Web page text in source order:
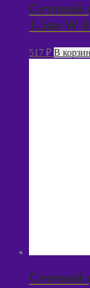
Сетевой
1.5m-W
517 ₽ В
Сетевой